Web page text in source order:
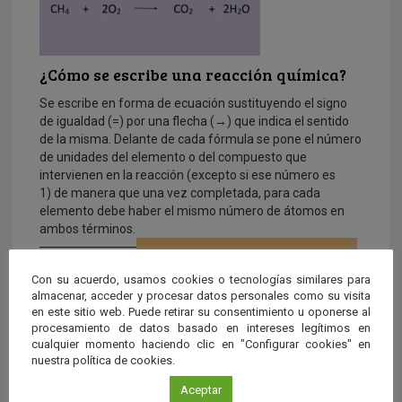
¿Cómo se escribe una reacción química?
Se escribe en forma de ecuación sustituyendo el signo
de igualdad (=) por una flecha (→) que indica el sentido
de la misma. Delante de cada fórmula se pone el número
de unidades del elemento o del compuesto que
intervienen en la reacción (excepto si ese número es
1) de manera que una vez completada, para cada
elemento debe haber el mismo número de átomos en
ambos términos.
Con su acuerdo, usamos cookies o tecnologías similares para
almacenar, acceder y procesar datos personales como su visita
en este sitio web. Puede retirar su consentimiento u oponerse al
procesamiento de datos basado en intereses legítimos en
cualquier momento haciendo clic en "Configurar cookies" en
nuestra política de cookies.
Aceptar